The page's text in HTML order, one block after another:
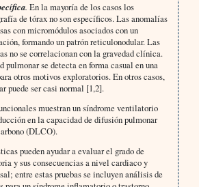
. En la mayoría de los casos los
de tórax no son específicos. Las anomalías
con micromódulos asociados con un
formando un patrón reticulonodular. Las
no se correlacionan con la gravedad clínica.
pulmonar se detecta en forma casual en una
otros motivos exploratorios. En otros casos,
puede ser casi normal [1,2].
muestran un síndrome ventilatorio
en la capacidad de difusión pulmonar
(DLCO).
pueden ayudar a evaluar el grado de
y sus consecuencias a nivel cardiaco y
entre estas pruebas se incluyen análisis de